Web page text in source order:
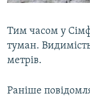
Тим часом у
туман.
метрів.
Раніше